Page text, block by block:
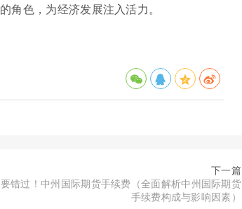
角色，为经济发展注入活力。
下一篇
错过！中州国际期货手续费（全面解析中州国际期货
手续费构成与影响因素）